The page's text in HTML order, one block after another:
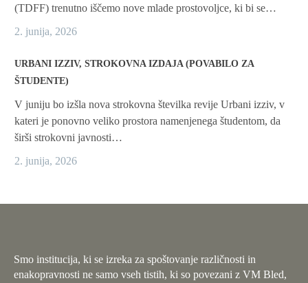
(TDFF) trenutno iščemo nove mlade prostovoljce, ki bi se…
2. junija, 2026
URBANI IZZIV, STROKOVNA IZDAJA (POVABILO ZA
ŠTUDENTE)
V juniju bo izšla nova strokovna številka revije Urbani izziv, v
kateri je ponovno veliko prostora namenjenega študentom, da
širši strokovni javnosti…
2. junija, 2026
Smo institucija, ki se izreka za spoštovanje različnosti in
enakopravnosti ne samo vseh tistih, ki so povezani z VM Bled,